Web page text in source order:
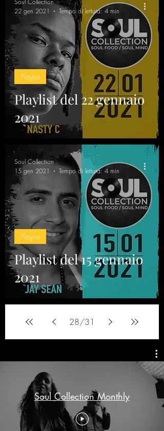
Playlist del 22 gennaio
2021
Playlist
Soul Collection
22 gen 2021
Tempo di lettura: 4 min
Playlist del 15 gennaio
2021
Playlist
Soul Collection
15 gen 2021
Tempo di lettura: 4 min
28/31
Soul Collection Monthly